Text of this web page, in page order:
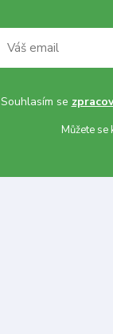
Souhlasím se
Můžete